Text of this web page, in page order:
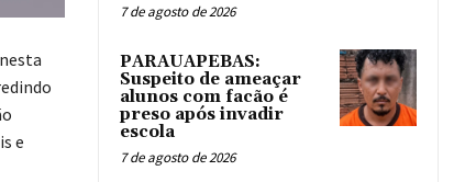
e
7 de agosto de 2026
PARAUAPEBAS:
Suspeito de ameaçar
alunos com facão é
preso após invadir
escola
7 de agosto de 2026